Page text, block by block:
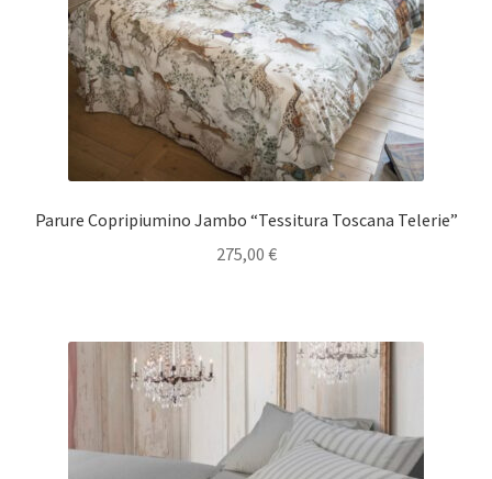
Parure Copripiumino Jambo “Tessitura Toscana Telerie”
275,00 €